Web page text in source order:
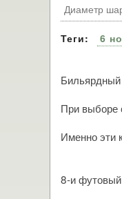
Диаметр
Теги: 6
При выборе
Именно эти
8-и футовый